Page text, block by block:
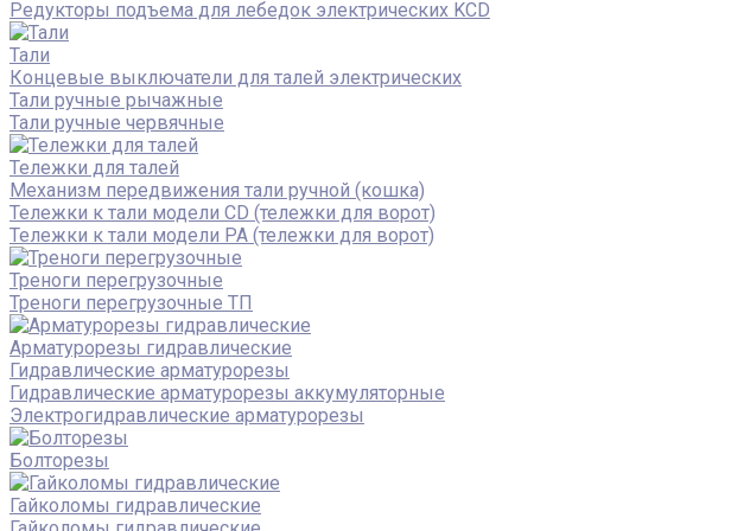
Редукторы подъема для лебедок электрических KCD
Тали
Концевые выключатели для талей электрических
Тали ручные рычажные
Тали ручные червячные
Тележки для талей
Механизм передвижения тали ручной (кошка)
Тележки к тали модели CD (тележки для ворот)
Тележки к тали модели РА (тележки для ворот)
Треноги перегрузочные
Треноги перегрузочные ТП
Арматурорезы гидравлические
Гидравлические арматурорезы
Гидравлические арматурорезы аккумуляторные
Электрогидравлические арматурорезы
Болторезы
Гайколомы гидравлические